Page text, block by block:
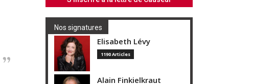
Nos signatures
Elisabeth Lévy
1190 Articles
Alain Finkielkraut